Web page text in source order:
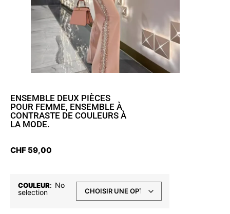
ENSEMBLE DEUX PIÈCES
POUR FEMME, ENSEMBLE À
CONTRASTE DE COULEURS À
LA MODE.
CHF 59,00
COULEUR: No
selection